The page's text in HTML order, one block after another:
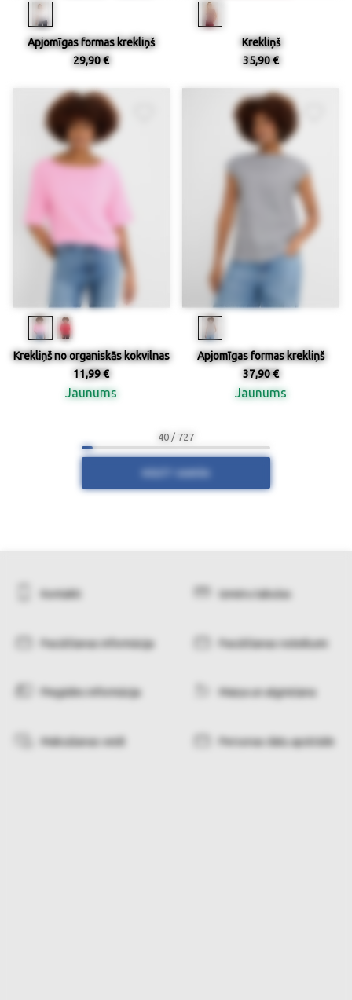
Apjomīgas formas krekliņš
29,90 €
Krekliņš
35,90 €
Krekliņš no organiskās kokvilnas
11,99 €
Jaunums
Apjomīgas formas krekliņš
37,90 €
Jaunums
40 / 727
Kontakti Izmēru tabulas
Pasūtīšanas informācija Pasūtīšanas noteikumi
Piegādes informācija Maiņa un atgriešana
Maksāšanas veidi Personas datu apstrāde